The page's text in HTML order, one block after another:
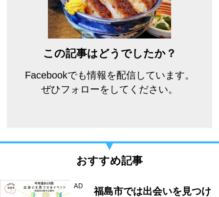
この記事はどうでしたか？
Facebookでも情報を配信しています。
ぜひフォローをしてください。
おすすめ記事
AD
福島市では出会いを見つけ